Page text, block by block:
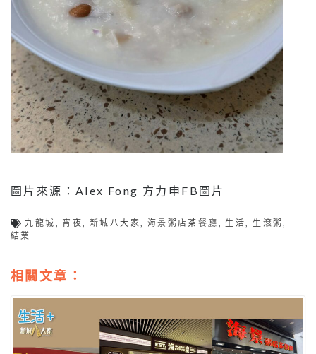
圖片來源：Alex Fong 方力申FB圖片
九龍城 , 宵夜,新城八大家, 海景粥店茶餐廳 , 生活, 生滾粥,
結業
相關文章：